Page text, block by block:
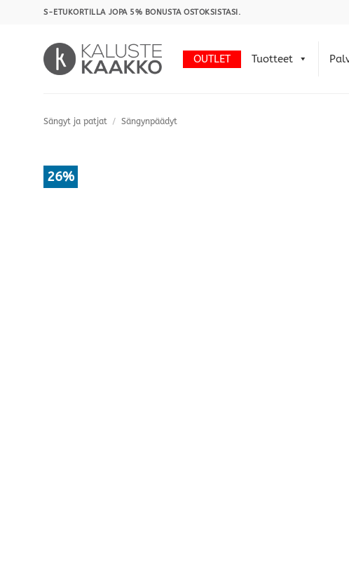
S-ETUKORTILLA JOPA 5% BONUSTA OSTOKSISTASI.
OUTLET Tuotteet
Sängyt ja patjat / Sängynpäädyt
26%